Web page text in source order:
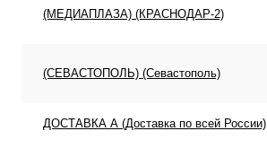
(МЕДИАПЛАЗА) (КРАСНОДАР-2)
(СЕВАСТОПОЛЬ) (Севастополь)
ДОСТАВКА А (Доставка по всей России)